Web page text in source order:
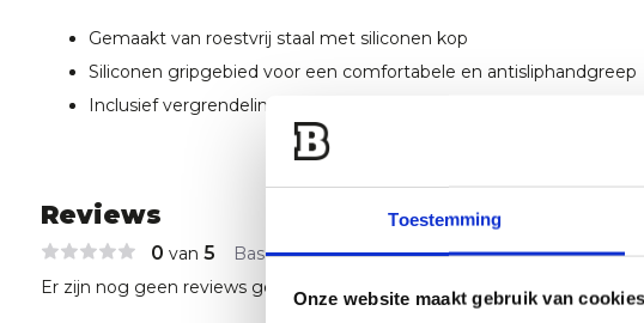
Toestemming
Onze website maakt gebruik van cookies
Gemaakt van roestvrij staal met siliconen kop
Siliconen gripgebied voor een comfortabele en antisliphandgreep
Inclusief vergrendelingsmechanisme
Reviews
0 van 5 Based on 0 reviews
Er zijn nog geen reviews geschreven over dit product..